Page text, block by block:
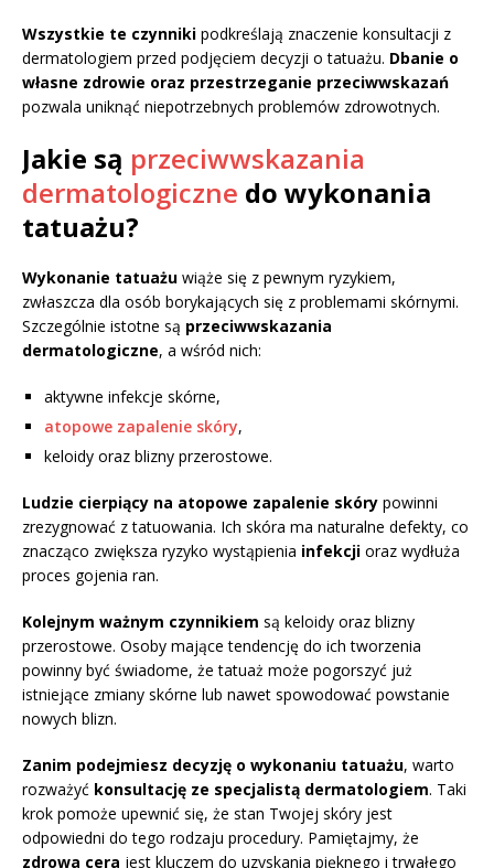
Wszystkie te czynniki podkreślają znaczenie konsultacji z
dermatologiem przed podjęciem decyzji o tatuażu. Dbanie o
własne zdrowie oraz przestrzeganie przeciwwskazań
pozwala uniknąć niepotrzebnych problemów zdrowotnych.
Jakie są przeciwwskazania
dermatologiczne do wykonania
tatuażu?
Wykonanie tatuażu wiąże się z pewnym ryzykiem,
zwłaszcza dla osób borykających się z problemami skórnymi.
Szczególnie istotne są przeciwwskazania
dermatologiczne, a wśród nich:
aktywne infekcje skórne,
atopowe zapalenie skóry,
keloidy oraz blizny przerostowe.
Ludzie cierpiący na atopowe zapalenie skóry powinni
zrezygnować z tatuowania. Ich skóra ma naturalne defekty, co
znacząco zwiększa ryzyko wystąpienia infekcji oraz wydłuża
proces gojenia ran.
Kolejnym ważnym czynnikiem są keloidy oraz blizny
przerostowe. Osoby mające tendencję do ich tworzenia
powinny być świadome, że tatuaż może pogorszyć już
istniejące zmiany skórne lub nawet spowodować powstanie
nowych blizn.
Zanim podejmiesz decyzję o wykonaniu tatuażu, warto
rozważyć konsultację ze specjalistą dermatologiem. Taki
krok pomoże upewnić się, że stan Twojej skóry jest
odpowiedni do tego rodzaju procedury. Pamiętajmy, że
zdrowa cera jest kluczem do uzyskania pięknego i trwałego